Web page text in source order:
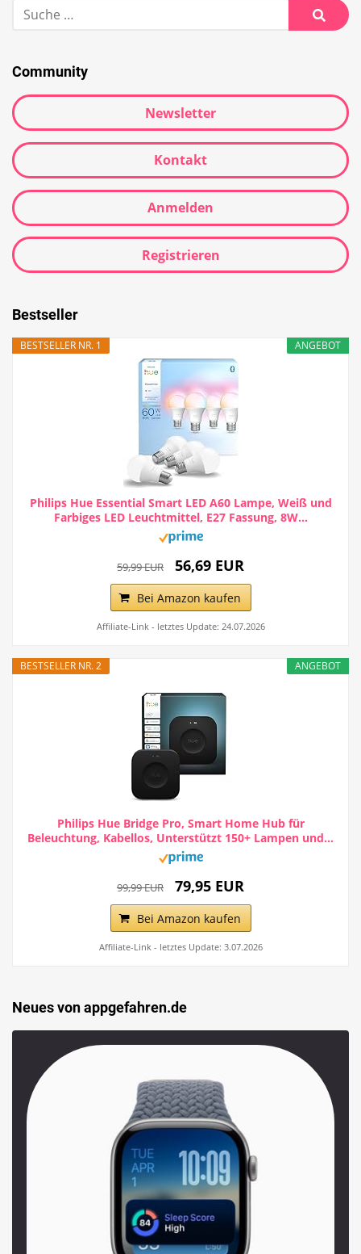
Community
Newsletter
Kontakt
Anmelden
Registrieren
Bestseller
ANGEBOT
BESTSELLER NR. 1
Philips Hue Essential Smart LED A60 Lampe, Weiß und
Farbiges LED Leuchtmittel, E27 Fassung, 8W...
59,99 EUR 56,69 EUR
Bei Amazon kaufen
Affiliate-Link - letztes Update: 24.07.2026
ANGEBOT
BESTSELLER NR. 2
Philips Hue Bridge Pro, Smart Home Hub für
Beleuchtung, Kabellos, Unterstützt 150+ Lampen und...
99,99 EUR 79,95 EUR
Bei Amazon kaufen
Affiliate-Link - letztes Update: 3.07.2026
Neues von appgefahren.de